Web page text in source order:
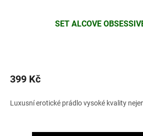
SET ALCOVE
399 Kč
Luxusní erotické prádlo vysoké kvality